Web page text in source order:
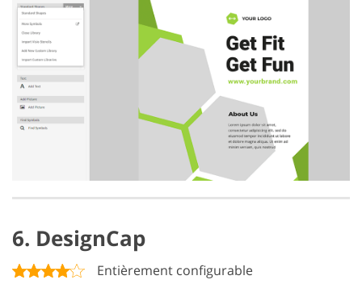
6. DesignCap
Entièrement configurable